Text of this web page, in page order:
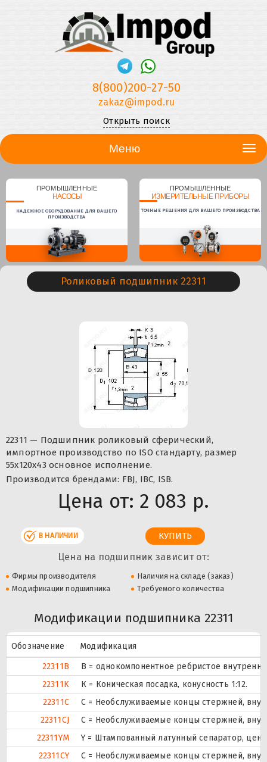
8(800)200-27-50
zakaz@impod.ru
Открыть поиск
Меню
ПРОМЫШЛЕННЫЕ
НАСОСЫ
НАДЕЖНОЕ ОБОРУДОВАНИЕ ДЛЯ ВАШЕГО
ПРОИЗВОДСТВА
ПРОМЫШЛЕННЫЕ
ИЗМЕРИТЕЛЬНЫЕ ПРИБОРЫ
ТОЧНЫЕ РЕШЕНИЯ ДЛЯ ВАШЕГО ПРОИЗВОДСТВА
Роликовый подшипник 22311
22311 — Подшипник роликовый сферический,
импортное производство по ISO стандарту, размер
55x120x43 основное исполнение.
Производится брендами: FBJ, IBC, ISB.
Цена от: 2 083 р.
В НАЛИЧИИ
Цена на подшипник зависит от:
Фирмы производителя
Наличия на складе (заказ)
Модификации подшипника
Требуемого количества
Модификации подшипника 22311
Обозначение
Модификация
22311B
B = однокомпонентное ребристое
22311K
К = Коническая посадка, конусность 1:12.
22311C
С = Необслуживаемые концы стержней,
22311CJ
С = Необслуживаемые концы стержней,
22311YM
Y = Штампованный латунный сепаратор,
22311CY
С = Необслуживаемые концы стержней,